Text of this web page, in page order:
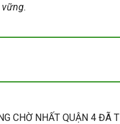
CHỜ NHẤT QUẬN 4 ĐÃ